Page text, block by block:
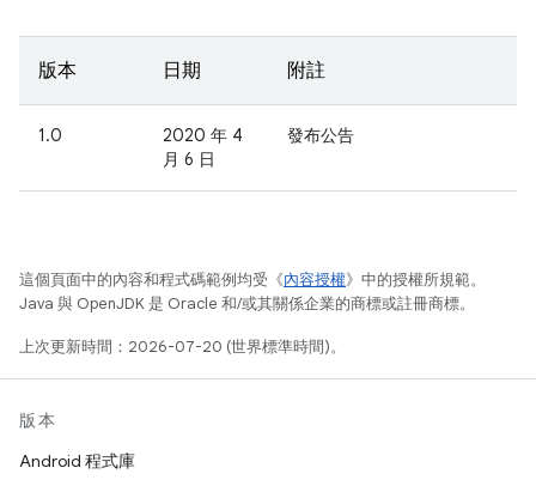
版本 日期 附註
1.0
2020 年 4
月 6 日
發布公告
這個頁面中的內容和程式碼範例均受《內容授權》中的授權所規範。
Java 與 OpenJDK 是 Oracle 和/或其關係企業的商標或註冊商標。
上次更新時間：2026-07-20 (世界標準時間)。
版本
Android 程式庫